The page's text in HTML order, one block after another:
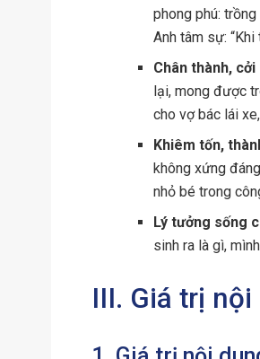
phong phú:
Anh tâm sự:
Chân thành,
lại, mong được
cho vợ bác lái
Khiêm tốn,
không xứng
nhỏ bé trong
Lý tưởng sống
sinh ra là gì,
III. Giá trị